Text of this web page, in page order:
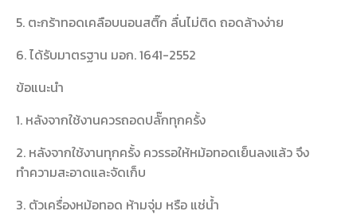
5. ตะกร้าทอดเคลือบนอนสติ๊ก ลื่นไม่ติด ถอดล้างง่าย
6. ได้รับมาตรฐาน มอก. 1641-2552
ข้อแนะนำ
1. หลังจากใช้งานควรถอดปลั๊กทุกครั้ง
2. หลังจากใช้งานทุกครั้ง ควรรอให้หม้อทอดเย็นลงแล้ว จึง
ทำความสะอาดและจัดเก็บ
3. ตัวเครื่องหม้อทอด ห้ามจุ่ม หรือ แช่น้ำ